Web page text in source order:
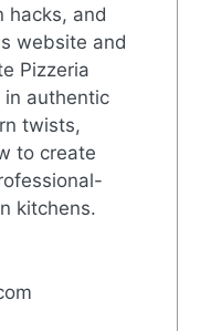
hacks, and
website and
Pizzeria
in authentic
twists,
to create
kitchens.